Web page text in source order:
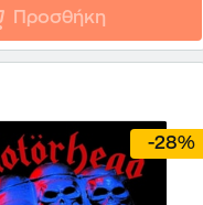
Προσθήκη
-28%